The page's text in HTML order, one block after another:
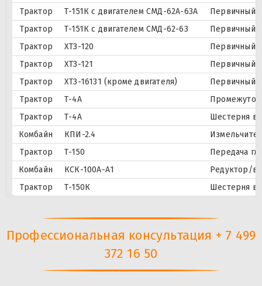
Трактор
Т-151К с двигателем СМД-62А-63А
Первичный
Трактор
Т-151К с двигателем СМД-62-63
Первичный
Трактор
ХТЗ-120
Первичный
Трактор
ХТЗ-121
Первичный
Трактор
ХТЗ-16131 (кроме двигателя)
Первичный
Трактор
Т-4А
Трактор
Т-4А
Шестерня
Комбайн
КПИ-2.4
Трактор
Т-150
Передача
Комбайн
КСК-100А-А1
Редуктор/
Трактор
Т-150К Шестерня
Профессиональная консультация + 7 499
372 16 50